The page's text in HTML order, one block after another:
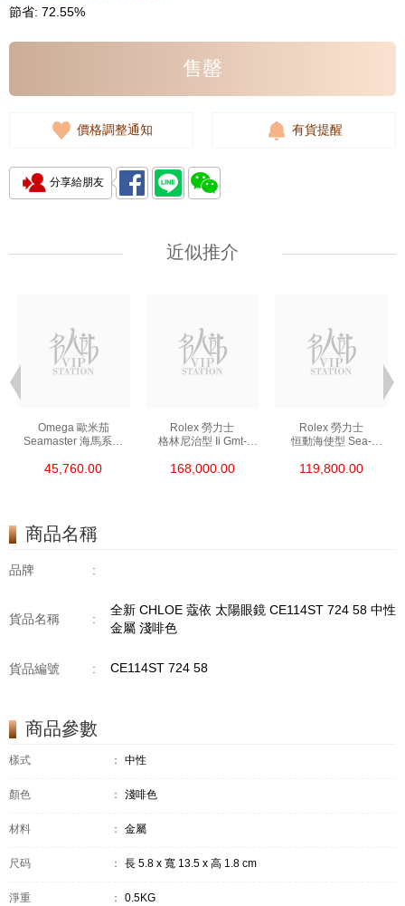
節省: 72.55%
售罄
價格調整通知 有貨提醒
分享給朋友
近似推介
Omega 歐米茄
Seamaster 海馬系列
精鋼 Nekton Edition
45,760.00
Rolex 勞力士
格林尼治型 Ii Gmt-
0002 18kt玫瑰金/鋼
168,000.00
Rolex 勞力士
恒動海使型 Sea-
精鋼 單紅
119,800.00
商品名稱
品牌 :
貨品名稱 :
全新 CHLOE 蔻依 太陽眼鏡 CE114ST 724 58 中性
金屬 淺啡色
貨品編號 : CE114ST 724 58
商品參數
樣式 ： 中性
顏色 ： 淺啡色
材料 ： 金屬
尺码 ： 長 5.8 x 寬 13.5 x 高 1.8 cm
淨重 ： 0.5KG